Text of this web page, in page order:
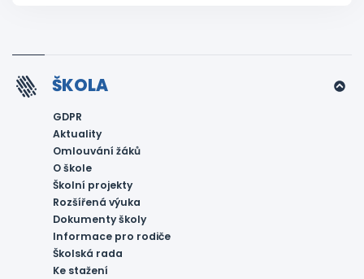
ŠKOLA
GDPR
Aktuality
Omlouvání žáků
O škole
Školní projekty
Rozšířená výuka
Dokumenty školy
Informace pro rodiče
Školská rada
Ke stažení